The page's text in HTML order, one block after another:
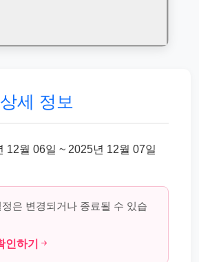
세 정보
12월 06일 ~ 2025년 12월 07일
은 변경되거나 종료될 수 있습
인하기